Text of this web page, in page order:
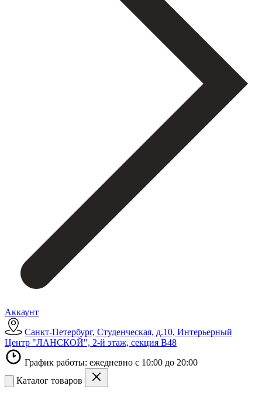
Аккаунт
Санкт-Петербург, Студенческая, д.10, Интерьерный
Центр "ЛАНСКОЙ", 2-й этаж, секция В48
График работы: ежедневно с 10:00 до 20:00
Каталог товаров